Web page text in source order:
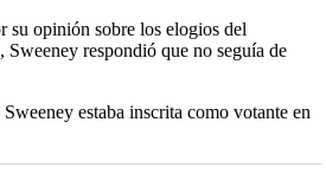
su opinión sobre los elogios del
, Sweeney respondió que no seguía de
estaba inscrita como votante en